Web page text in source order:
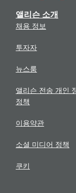
앨리슨 소개
채용 정보
투자자
뉴스룸
앨리슨 전송 개인
정책
이용약관
소셜 미디어 정책
쿠키